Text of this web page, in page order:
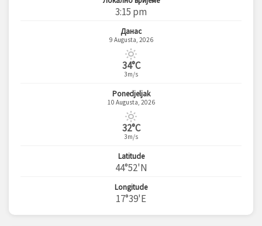
3:15 pm
Данас
9 Augusta, 2026
34°C
3m/s
Ponedjeljak
10 Augusta, 2026
32°C
3m/s
Latitude
44°52'N
Longitude
17°39'E